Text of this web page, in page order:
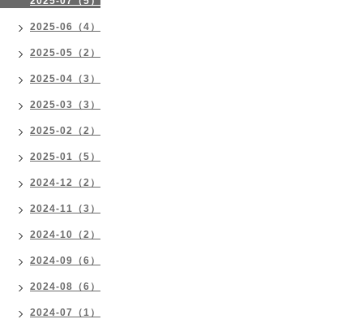
2025-06（4）
2025-05（2）
2025-04（3）
2025-03（3）
2025-02（2）
2025-01（5）
2024-12（2）
2024-11（3）
2024-10（2）
2024-09（6）
2024-08（6）
2024-07（1）